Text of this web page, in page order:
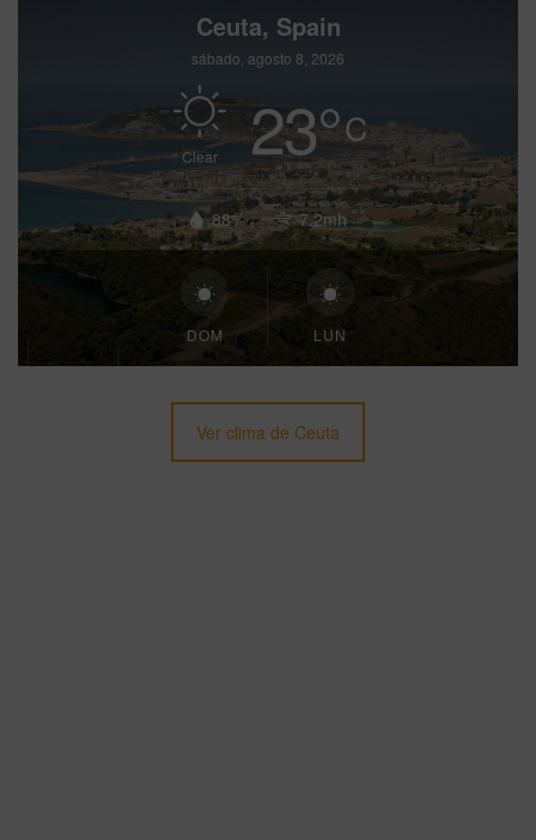
Ceuta, Spain
sábado, agosto 8, 2026
Clear 23°C
88% 7.2mh
DOM LUN
Ver clima de Ceuta